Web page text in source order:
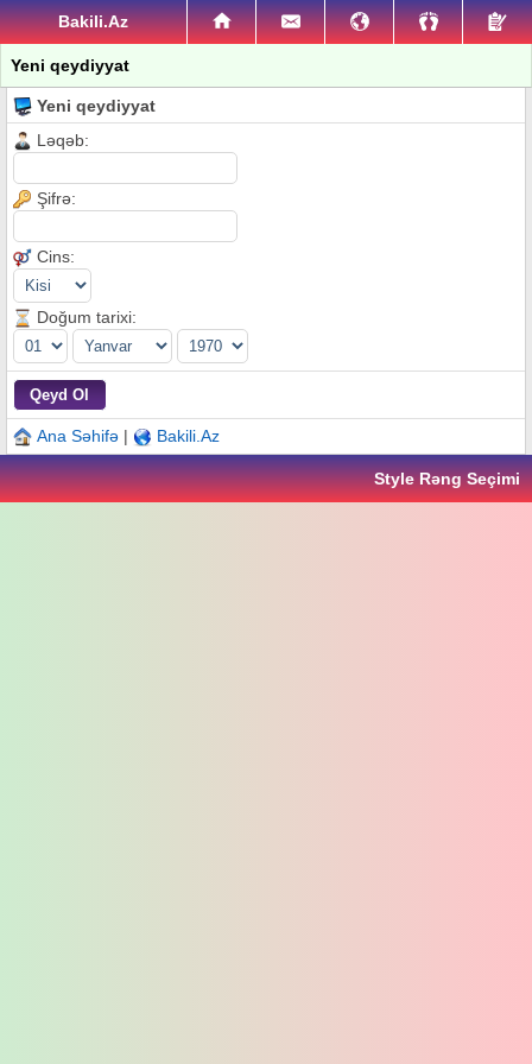
Bakili.Az
Yeni qeydiyyat
Yeni qeydiyyat
Ləqəb:
Şifrə:
Cins:
Doğum tarixi:
Ana Səhifə | Bakili.Az
Style Rəng Seçimi